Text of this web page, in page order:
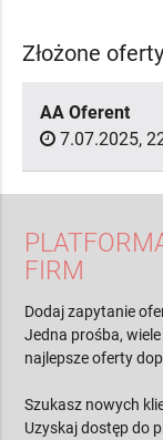
Złożone oferty
AA Oferent
7.07.2025,
FIRM
Dodaj zapytanie
Jedna prośba,
najlepsze oferty
Szukasz nowych
Uzyskaj dostęp do